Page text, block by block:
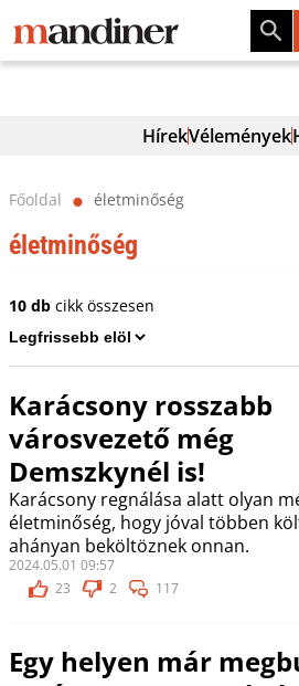
HírekVélemények
Főoldal ⬤ életminőség
életminőség
10 dbcikk összesen
Karácsony rosszabb
városvezető még
Demszkynél is!
Karácsony regnálása alatt olyan
életminőség, hogy jóval többen
ahányan beköltöznek onnan.
2024.05.01 09:57
23
2 117
Egy helyen már